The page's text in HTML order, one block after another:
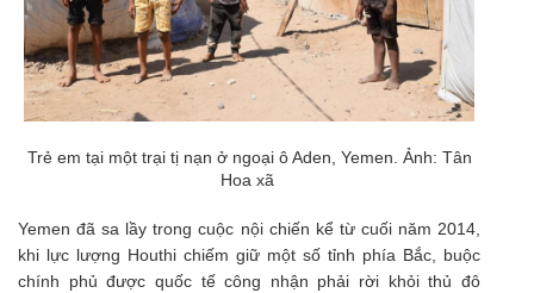
Trẻ em tại một trại tị nạn ở ngoại ô Aden, Yemen. Ảnh: Tân
Hoa xã
Yemen đã sa lầy trong cuộc nội chiến kể từ cuối năm 2014,
khi lực lượng Houthi chiếm giữ một số tỉnh phía Bắc, buộc
chính phủ được quốc tế công nhận phải rời khỏi thủ đô